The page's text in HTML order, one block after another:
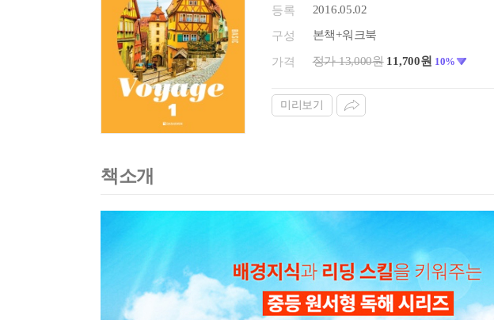
등록 2016.05.02
구성 본책+워크북
가격 정가 13,000원 11,700원 10%
미리보기
책소개